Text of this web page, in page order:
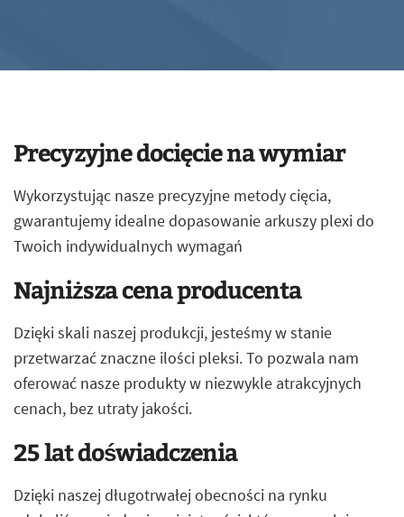
Precyzyjne docięcie na wymiar
Wykorzystując nasze precyzyjne metody cięcia,
gwarantujemy idealne dopasowanie arkuszy plexi do
Twoich indywidualnych wymagań
Najniższa cena producenta
Dzięki skali naszej produkcji, jesteśmy w stanie
przetwarzać znaczne ilości pleksi. To pozwala nam
oferować nasze produkty w niezwykle atrakcyjnych
cenach, bez utraty jakości.
25 lat doświadczenia
Dzięki naszej długotrwałej obecności na rynku